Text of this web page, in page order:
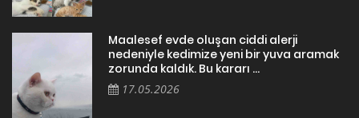
Maalesef evde oluşan ciddi alerji
nedeniyle kedimize yeni bir yuva aramak
zorunda kaldık. Bu kararı ...
17.05.2026